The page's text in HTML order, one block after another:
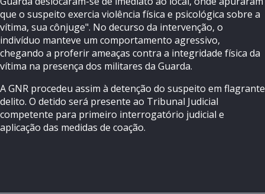
que o suspeito exercia violência física e psicológica sobre a
vítima, sua cônjuge". No decurso da intervenção, o
indivíduo manteve um comportamento agressivo,
chegando a proferir ameaças contra a integridade física da
vítima na presença dos militares da Guarda.
A GNR procedeu assim à detenção do suspeito em flagrante
delito. O detido será presente ao Tribunal Judicial
competente para primeiro interrogatório judicial e
aplicação das medidas de coação.